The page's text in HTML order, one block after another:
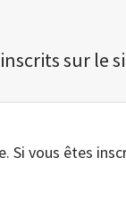
sur le
vous êtes